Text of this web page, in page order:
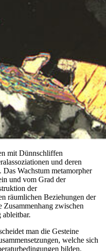
mit Dünnschliffen
und deren
Wachstum metamorpher
und vom Grad der
der
räumlichen Beziehungen der
zwischen
man die Gesteine
welche sich
bilden.